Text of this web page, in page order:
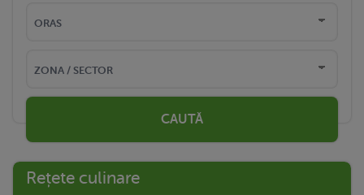
CAUTĂ
Rețete culinare